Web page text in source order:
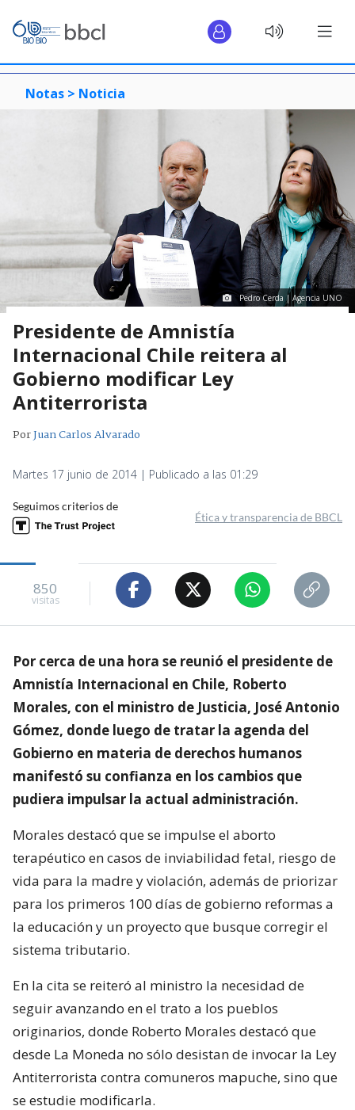
Notas > Noticia
Pedro Cerda | Agencia UNO
Presidente de Amnistía
Internacional Chile reitera al
Gobierno modificar Ley
Antiterrorista
PorJuan Carlos Alvarado
Martes 17 junio de 2014 | Publicado a las 01:29
Seguimos criterios de
Ética y transparencia de BBCL
850
visitas
Por cerca de una hora se reunió el presidente de
Amnistía Internacional en Chile, Roberto
Morales, con el ministro de Justicia, José Antonio
Gómez, donde luego de tratar la agenda del
Gobierno en materia de derechos humanos
manifestó su confianza en los cambios que
pudiera impulsar la actual administración.
Morales destacó que se impulse el aborto
terapéutico en casos de inviabilidad fetal, riesgo de
vida para la madre y violación, además de priorizar
para los primeros 100 días de gobierno reformas a
la educación y un proyecto que busque corregir el
sistema tributario.
En la cita se reiteró al ministro la necesidad de
seguir avanzando en el trato a los pueblos
originarios, donde Roberto Morales destacó que
desde La Moneda no sólo desistan de invocar la Ley
Antiterrorista contra comuneros mapuche, sino que
se estudie modificarla.